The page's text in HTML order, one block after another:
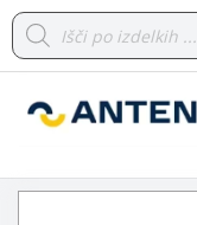
Products
search